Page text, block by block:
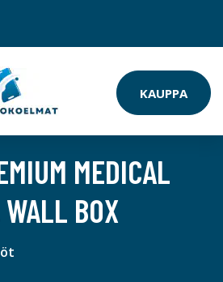
KAUPPA
MEDICAL
BOX